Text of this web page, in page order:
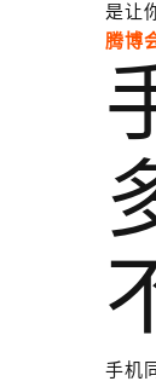
是让
腾博
手机